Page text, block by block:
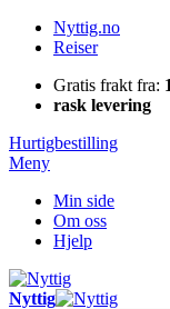
Nyttig.no
Reiser
Gratis frakt fra:
rask levering
Hurtigbestilling
Meny
Min side
Om oss
Hjelp
Nyttig